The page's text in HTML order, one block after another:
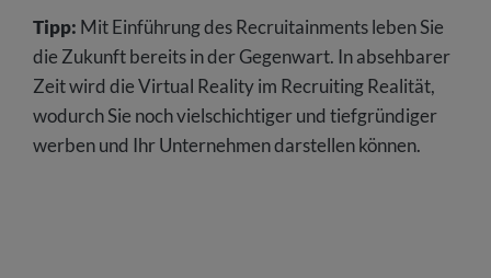
Tipp: Mit Einführung des Recruitainments leben Sie
die Zukunft bereits in der Gegenwart. In absehbarer
Zeit wird die Virtual Reality im Recruiting Realität,
wodurch Sie noch vielschichtiger und tiefgründiger
werben und Ihr Unternehmen darstellen können.